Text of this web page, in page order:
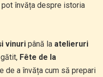
învăța despre istoria
vinuripână la atelieruri
Fête de la
de a învăța cum să prepari